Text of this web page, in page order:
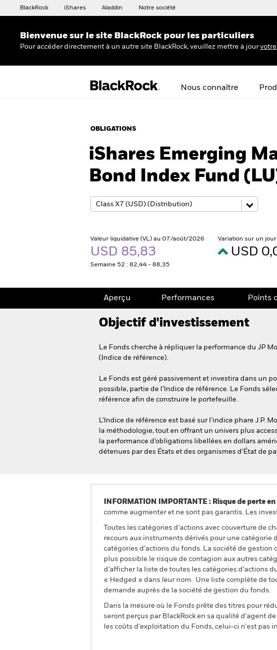
BlackRock iShares Aladdin Notre société
Bienvenue sur le site BlackRock pour les particuliers
Pour accéder directement à un autre site BlackRock, veuillez mettre à jour
Nous connaître
OBLIGATIONS
iShares Emerging
Bond Index Fund
Valeur liquidative (VL) au 07/août/2026
USD 85,83
Semaine 52 : 82,44 - 88,35
Variation sur un
USD
Aperçu Performances Points
Objectif d'investissement
Le Fonds cherche à répliquer la performance du JP
(Indice de référence).
Le Fonds est géré passivement et investira dans un
possible, partie de l’Indice de référence. Le Fonds
référence afin de construire le portefeuille.
L’Indice de référence est basé sur l’indice phare
la méthodologie, tout en offrant un univers plus
la performance d’obligations libellées en dollars
détenues par des États et des organismes d’État de
INFORMATION IMPORTANTE : Risque de perte
comme augmenter et ne sont pas garantis. Les
Toutes les catégories d’actions avec couverture
recours aux instruments dérivés pour une
catégories d’actions du fonds. La société de
plus possible le risque de contagion aux autres
d’afficher la liste de toutes les catégories d’actions
« Hedged » dans leur nom. Une liste complète de
demande auprès de la société de gestion du fonds.
Dans la mesure où le Fonds prête des titres pour
seront perçus par BlackRock en sa qualité d'agent
les coûts d'exploitation du Fonds, celui-ci n'est pas